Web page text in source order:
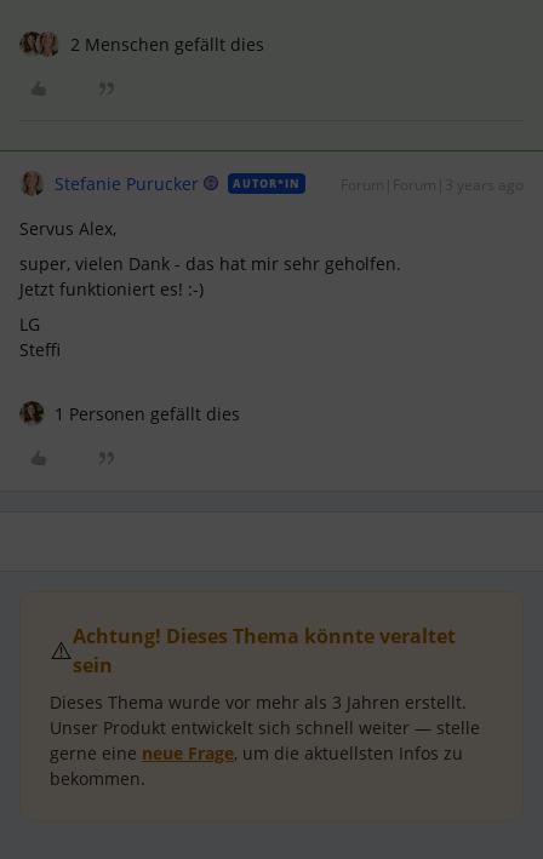
2 Menschen gefällt dies
Stefanie Purucker AUTOR*IN Forum|Forum|3 years ago
Servus Alex,
super, vielen Dank - das hat mir sehr geholfen.
Jetzt funktioniert es! :-)
LG
Steffi
1 Personen gefällt dies
⚠️Achtung! Dieses Thema könnte veraltet
sein
Dieses Thema wurde vor mehr als 3 Jahren erstellt.
Unser Produkt entwickelt sich schnell weiter — stelle
gerne eine neue Frage, um die aktuellsten Infos zu
bekommen.